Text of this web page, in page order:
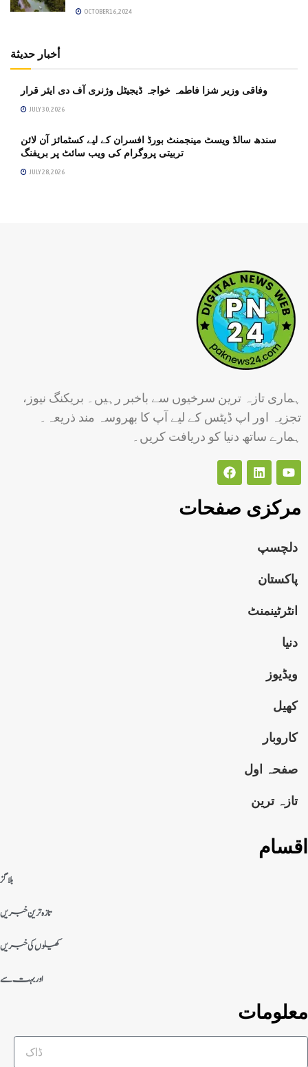
OCTOBER 16, 2024
أخبار حديثة
وفاقی وزیر شزا فاطمہ خواجہ ڈیجیٹل وژنری آف دی ایئر قرار
JULY 30, 2026
سندھ سالڈ ویسٹ مینجمنٹ بورڈ افسران کے لیے کسٹمائز آن لائن
تربیتی پروگرام کی ویب سائٹ پر بریفنگ
JULY 28, 2026
معلومات
اقسام
بلاگز
تازہ ترین خبریں
کھیلوں کی خبریں
اور بہت سے
مرکزی صفحات
دلچسپ
پاکستان
انٹرٹینمنٹ
دنیا
ویڈیوز
کھیل
کاروبار
صفحہ اول
تازہ ترین
ہماری تازہ ترین سرخیوں سے باخبر رہیں۔ بریکنگ نیوز،
تجزیہ اور اپ ڈیٹس کے لیے آپ کا بھروسہ مند ذریعہ۔
ہمارے ساتھ دنیا کو دریافت کریں۔